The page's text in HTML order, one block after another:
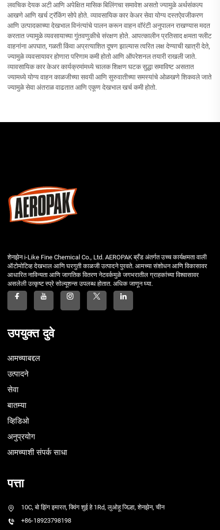
लवचिक देयक अटी आणि अपेक्षित मासिक बिलिंगचा समावेश असतो ज्यामुळे अर्थसंकल्प
आखणे आणि खर्च ट्रॅकिंग सोपे होते. व्यावसायिक कार केअर सेवा योग्य दस्तऐवजीकरण
आणि उत्पादकाच्या देखभाल विनंत्यांचे पालन करून वाहन वॉरंटी अनुपालन राखण्यास मदत
करतात ज्यामुळे व्यवसायाच्या गुंतवणुकीचे संरक्षण होते. आपत्कालीन प्रतिसाद क्षमता फ्लीट
वाहनांना अपघात, गळती किंवा अप्रत्याशित दूषण झाल्यास त्वरित लक्ष देण्याची खात्री देते,
ज्यामुळे व्यवसायावर होणारा परिणाम कमी होतो आणि ऑपरेशनल तयारी राखली जाते.
व्यावसायिक कार केअर कार्यक्रमांमध्ये चालक शिक्षण घटक सुद्धा समाविष्ट असतात
ज्यामध्ये योग्य वाहन काळजीच्या सवयी आणि सुरुवातीच्या समस्यांचे ओळखणे शिकवले जाते
ज्यामुळे सेवा अंतराळ वाढतात आणि एकूण देखभाल खर्च कमी होतो.
शेनझेन i-Like Fine Chemical Co., Ltd. AEROPAK ब्रँड अंतर्गत उच्च कार्यक्षमता वाली
ऑटोमोटिव्ह देखभाल आणि घरगुती काळजी उत्पादने पुरवते. आमच्या संशोधन आणि विकासावर
आधारित नाविन्यता आणि जागतिक वितरण नेटवर्कमुळे जगभरातील ग्राहकांच्या विश्वासावर
असलेली उत्कृष्ट स्प्रे सोल्यूशन्स उपलब्ध होतात. अधिक जाणून घ्या.
उपयुक्त दुवे
आमच्याबद्दल
उत्पादने
सेवा
बातम्या
व्हिडिओ
अनुप्रयोग
आमच्याशी संपर्क साधा
पत्ता
10C, बो झिंग इमारत, क्विंग शुई हे 1Rd, लुओहू जिल्हा, शेनझेन, चीन
+86-18923798198